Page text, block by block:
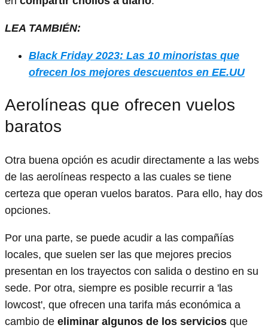
LEA TAMBIÉN:
Black Friday 2023: Las 10 minoristas que
ofrecen los mejores descuentos en EE.UU
Aerolíneas que ofrecen vuelos
baratos
Otra buena opción es acudir directamente a las webs
de las aerolíneas respecto a las cuales se tiene
certeza que operan vuelos baratos. Para ello, hay dos
opciones.
Por una parte, se puede acudir a las compañías
locales, que suelen ser las que mejores precios
presentan en los trayectos con salida o destino en su
sede. Por otra, siempre es posible recurrir a 'las
lowcost', que ofrecen una tarifa más económica a
cambio de eliminar algunos de los servicios que